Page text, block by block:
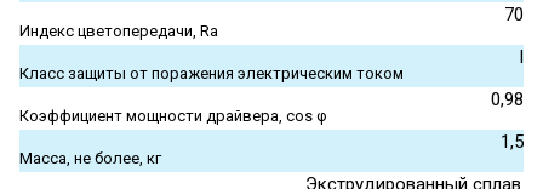
Индекс цветопередачи, Ra
70
Класс защиты от поражения электрическим током
I
Коэффициент мощности драйвера, cos φ
0,98
Масса, не более, кг
1,5
Экструдированный сплав